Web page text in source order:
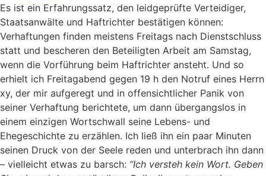
Es ist ein Erfahrungssatz, den leidgeprüfte Verteidiger,
Staatsanwälte und Haftrichter bestätigen können:
Verhaftungen finden meistens Freitags nach Dienstschluss
statt und bescheren den Beteiligten Arbeit am Samstag,
wenn die Vorführung beim Haftrichter ansteht. Und so
erhielt ich Freitagabend gegen 19 h den Notruf eines Herrn
xy, der mir aufgeregt und in offensichtlicher Panik von
seiner Verhaftung berichtete, um dann übergangslos in
einem einzigen Wortschwall seine Lebens- und
Ehegeschichte zu erzählen. Ich ließ ihn ein paar Minuten
seinen Druck von der Seele reden und unterbrach ihn dann
– vielleicht etwas zu barsch: “Ich versteh kein Wort. Geben